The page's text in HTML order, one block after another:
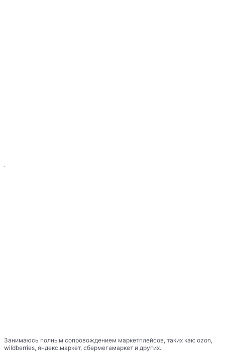
.
Занимаюсь полным сопровождением маркетплейсов, таких как: ozon,
wildberries, яндекс.маркет, сбермегамаркет и других.